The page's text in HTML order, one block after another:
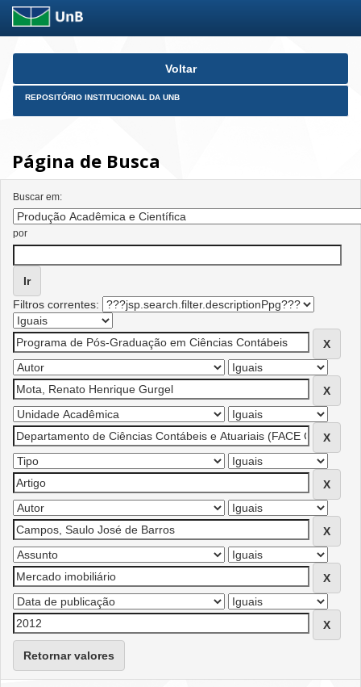
Skip
Voltar
REPOSITÓRIO INSTITUCIONAL DA UNB
Página de Busca
Buscar em:
por
Filtros correntes:
Retornar valores